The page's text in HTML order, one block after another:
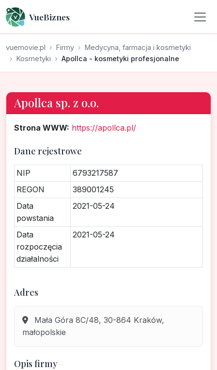
VueBiznes
vuemovie.pl Firmy
Medycyna, farmacja i kosmetyki
Kosmetyki
Apollca - kosmetyki profesjonalne
Apollca sp. z o.o.
Strona WWW: https://apollca.pl/
Dane rejestrowe
NIP
6793217587
REGON
389001245
Data
powstania
2021-05-24
Data
rozpoczęcia
działalności
2021-05-24
Adres
Mała Góra 8C/48, 30-864 Kraków,
małopolskie
Opis firmy